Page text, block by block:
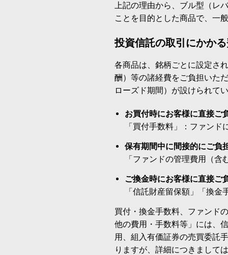
上記の理由から、ブル型（レ
ことを目的とした商品で、一
投資信託の取引にかか
各商品は、銘柄ごとに設定さ
酬）等の諸経費をご負担いた
ローズド期間）が設けられて
お買付時にお客様に直接ご
「買付手数料」：ファンド
保有期間中に間接的にご負
「ファンドの管理費用（
ご換金時にお客様に直接ご
「信託財産留保額」「換
買付・換金手数料、ファンド
他の費用・手数料等」には、
用、組入有価証券の売買委託
りますが、詳細につきまして